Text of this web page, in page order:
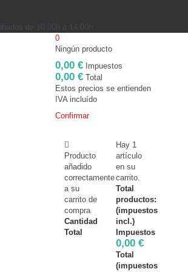
de 10:00h a 14:00h
0
Ningún producto
0,00 € Impuestos
0,00 € Total
Estos precios se entienden
IVA incluído
Confirmar
Producto
añadido
correctamente
a su
carrito de
compra
Cantidad
Total
Hay 1
artículo
en su
carrito.
Total
productos:
(impuestos
incl.)
Impuestos
0,00 €
Total
(impuestos